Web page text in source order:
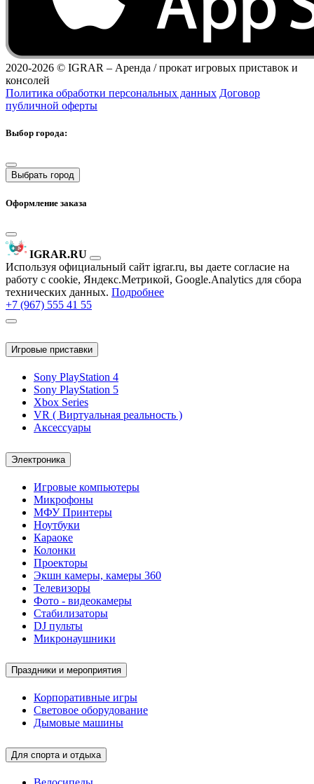
2020-2026 © IGRAR – Аренда / прокат игровых приставок и
консолей
Политика обработки персональных данных Договор
публичной оферты
Выбор города:
Выбрать город
Оформление заказа
IGRAR.RU
Используя официальный сайт igrar.ru, вы даете согласие на
работу с cookie, Яндекс.Метрикой, Google.Analytics для сбора
технических данных. Подробнее
+7 (967) 555 41 55
Игровые приставки
Sony PlayStation 4
Sony PlayStation 5
Xbox Series
VR ( Виртуальная реальность )
Аксессуары
Электроника
Игровые компьютеры
Микрофоны
МФУ Принтеры
Ноутбуки
Караоке
Колонки
Проекторы
Экшн камеры, камеры 360
Телевизоры
Фото - видеокамеры
Стабилизаторы
DJ пульты
Микронаушники
Праздники и мероприятия
Корпоративные игры
Световое оборудование
Дымовые машины
Для спорта и отдыха